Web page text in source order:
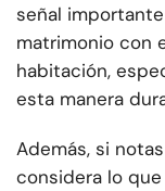
señal
matrimonio con
habitación,
esta manera
Además, si
considera lo